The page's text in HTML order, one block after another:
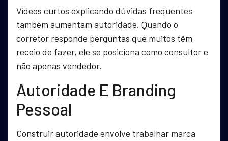
Vídeos curtos explicando dúvidas frequentes
também aumentam autoridade. Quando o
corretor responde perguntas que muitos têm
receio de fazer, ele se posiciona como consultor e
não apenas vendedor.
Autoridade E Branding
Pessoal
Construir autoridade envolve trabalhar marca